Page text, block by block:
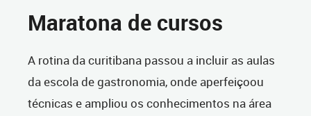
Maratona de cursos
A rotina da curitibana passou a incluir as aulas
da escola de gastronomia, onde aperfeiçoou
técnicas e ampliou os conhecimentos na área